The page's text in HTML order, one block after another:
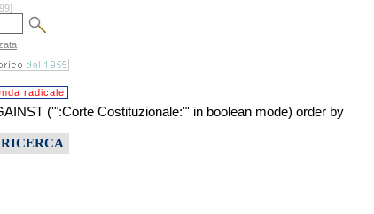
radicale
('":Corte Costituzionale:"' in boolean mode) order by